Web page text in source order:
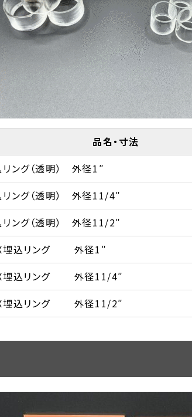
品名・寸法
ング（透明） 外径1″
ング（透明） 外径11/4″
ング（透明） 外径11/2″
込リング 外径1″
込リング 外径11/4″
込リング 外径11/2″